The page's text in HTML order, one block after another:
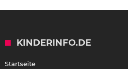
KINDERINFO.DE
Startseite